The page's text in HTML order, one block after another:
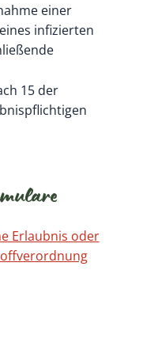
einer
infizierten
15 der
Erlaubnis oder